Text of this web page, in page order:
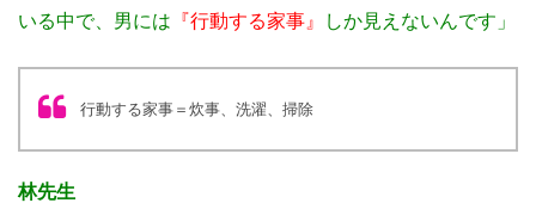
いる中で、男には 『行動する家事』 しか見えないんです」
行動する家事＝炊事、洗濯、掃除
林先生